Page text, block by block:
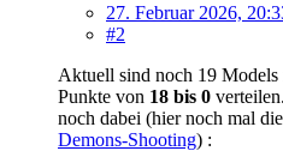
27. Februar 2026,
#2
Aktuell sind noch 19
Punkte von 18 bis 0
noch dabei (hier noch mal
Demons-Shooting) :